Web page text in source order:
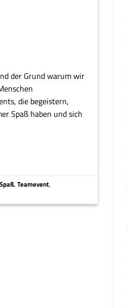
der Grund warum wir
die begeistern,
Spaß haben und sich
Spaß,Teamevent,